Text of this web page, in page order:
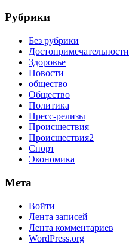
Рубрики
Без рубрики
Достопримечательности
Здоровье
Новости
общество
Общество
Политика
Пресс-релизы
Происшествия
Происшествия2
Спорт
Экономика
Мета
Войти
Лента записей
Лента комментариев
WordPress.org